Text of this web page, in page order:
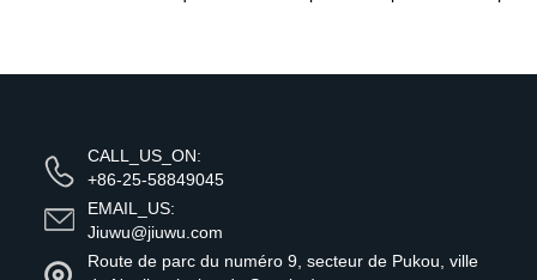
CALL_US_ON:
+86-25-58849045
EMAIL_US:
Jiuwu@jiuwu.com
Route de parc du numéro 9, secteur de Pukou, ville